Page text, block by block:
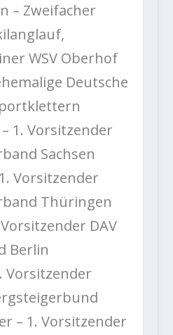
– Zweifacher
WSV Oberhof
Deutsche
1. Vorsitzender
Sachsen
Vorsitzender
Thüringen
DAV
Berlin
Vorsitzender
– 1. Vorsitzender